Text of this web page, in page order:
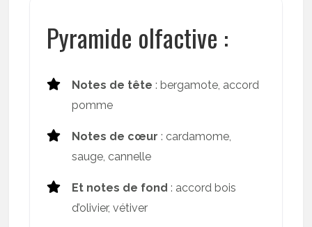
Pyramide olfactive :
Notes de tête : bergamote, accord
pomme
Notes de cœur : cardamome,
sauge, cannelle
Et notes de fond : accord bois
d’olivier, vétiver